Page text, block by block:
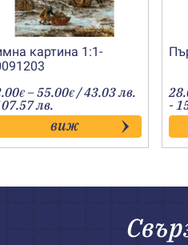
картина 1:1-
€ –55.00€Price
range:
22.00€
through
55.00€
/ 43.03 лв.
лв.
виж
-